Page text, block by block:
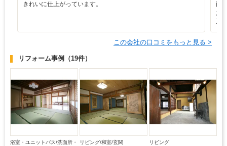
きれいに仕上がっています。
両
た
頂
この会社の口コミをもっと見る >
リフォーム事例 （19件）
浴室・ユニットバス/洗面所・
リビング/和室/玄関
リビング